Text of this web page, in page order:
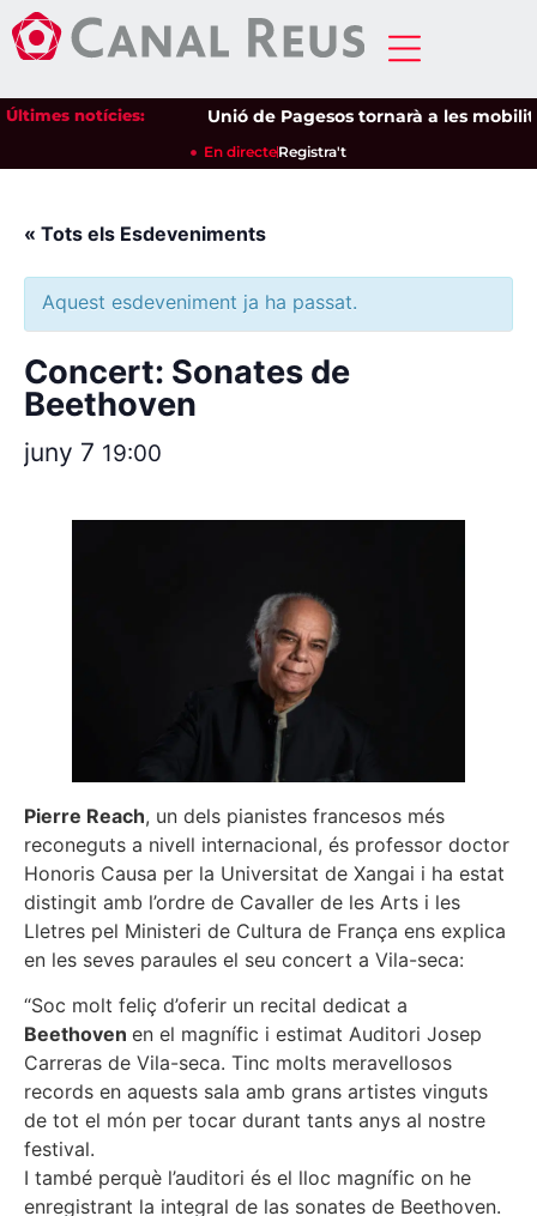
Últimes notícies: Unió de Pagesos tornarà a les
En directeRegistra't
« Tots els Esdeveniments
Aquest esdeveniment ja ha passat.
Concert: Sonates de
Beethoven
juny 7 19:00
Pierre Reach, un dels pianistes francesos més
reconeguts a nivell internacional, és professor doctor
Honoris Causa per la Universitat de Xangai i ha estat
distingit amb l’ordre de Cavaller de les Arts i les
Lletres pel Ministeri de Cultura de França ens explica
en les seves paraules el seu concert a Vila-seca:
“Soc molt feliç d’oferir un recital dedicat a
Beethoven en el magnífic i estimat Auditori Josep
Carreras de Vila-seca. Tinc molts meravellosos
records en aquests sala amb grans artistes vinguts
de tot el món per tocar durant tants anys al nostre
festival.
I també perquè l’auditori és el lloc magnífic on he
enregistrant la integral de las sonates de Beethoven.